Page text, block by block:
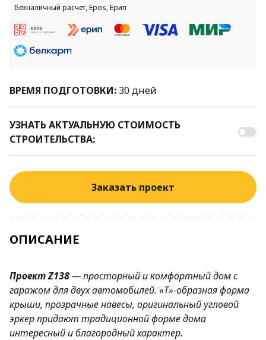
Безналичный расчет, Epos, Ерип
ВРЕМЯ ПОДГОТОВКИ: 30 дней
УЗНАТЬ АКТУАЛЬНУЮ СТОИМОСТЬ
СТРОИТЕЛЬСТВА:
Заказать проект
ОПИСАНИЕ
ПроектZ138—просторный и комфортный дом с
гаражом для двух автомобилей. «Т»-образная форма
крыши, прозрачные навесы, оригинальный угловой
эркер придают традиционной форме дома
интересный и благородный характер.